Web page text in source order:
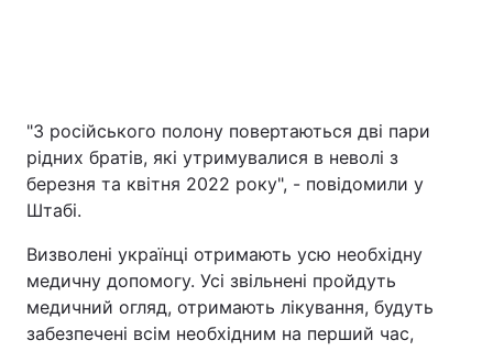
"З російського полону повертаються дві пари
рідних братів, які утримувалися в неволі з
березня та квітня 2022 року", - повідомили у
Штабі.
Визволені українці отримають усю необхідну
медичну допомогу. Усі звільнені пройдуть
медичний огляд, отримають лікування, будуть
забезпечені всім необхідним на перший час,